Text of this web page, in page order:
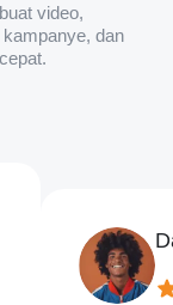
video,
dan
David